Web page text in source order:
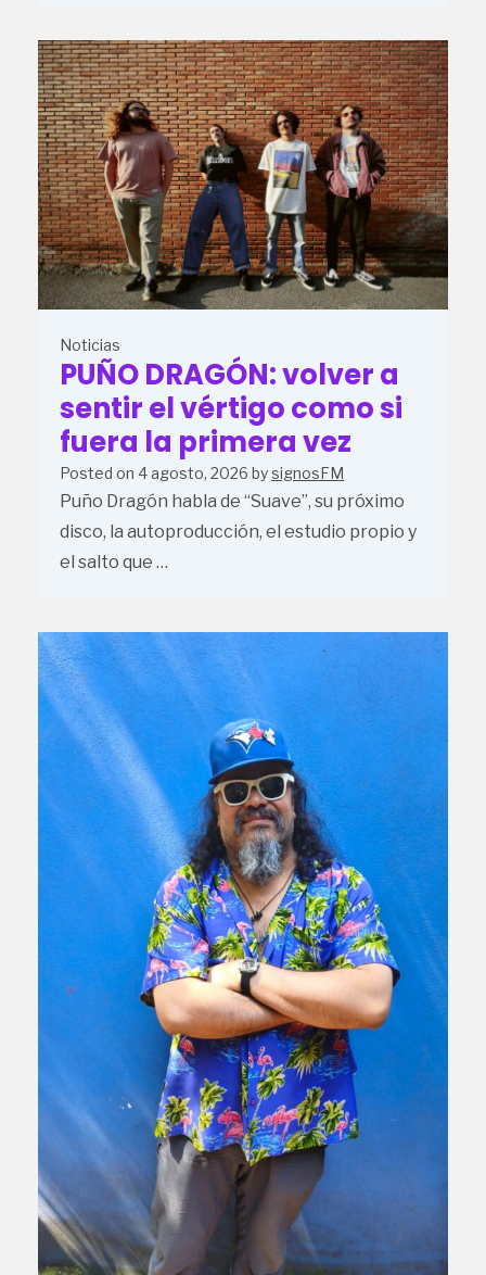
Noticias
PUÑO DRAGÓN: volver a
sentir el vértigo como si
fuera la primera vez
Posted on 4 agosto, 2026 bysignosFM
Puño Dragón habla de “Suave”, su próximo
disco, la autoproducción, el estudio propio y
el salto que …